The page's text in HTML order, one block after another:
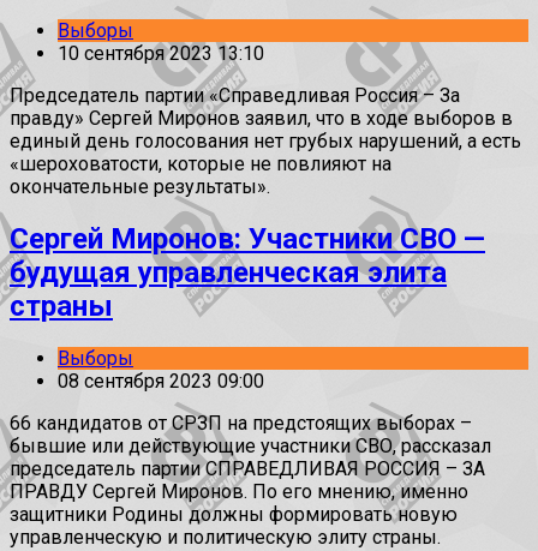
Выборы
10 сентября 2023 13:10
Председатель партии «Справедливая Россия – За
правду» Сергей Миронов заявил, что в ходе выборов в
единый день голосования нет грубых нарушений, а есть
«шероховатости, которые не повлияют на
окончательные результаты».
Сергей Миронов: Участники СВО —
будущая управленческая элита
страны
Выборы
08 сентября 2023 09:00
66 кандидатов от СРЗП на предстоящих выборах –
бывшие или действующие участники СВО, рассказал
председатель партии СПРАВЕДЛИВАЯ РОССИЯ – ЗА
ПРАВДУ Сергей Миронов. По его мнению, именно
защитники Родины должны формировать новую
управленческую и политическую элиту страны.